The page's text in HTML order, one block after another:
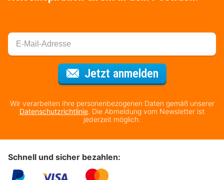
Jetzt anmeldenFür den
Wir verarbeiten Ihre personenbezogenen Daten gemäß unserer
Datenschutzrichtlinie. Die Abmeldung vom Newsletter ist
jederzeit möglich.
Schnell und sicher bezahlen: